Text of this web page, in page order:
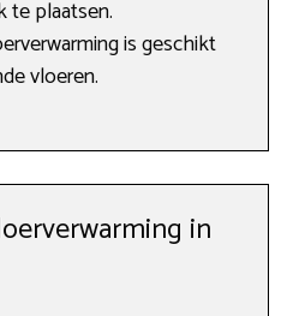
te plaatsen.
is geschikt
vloeren.
in